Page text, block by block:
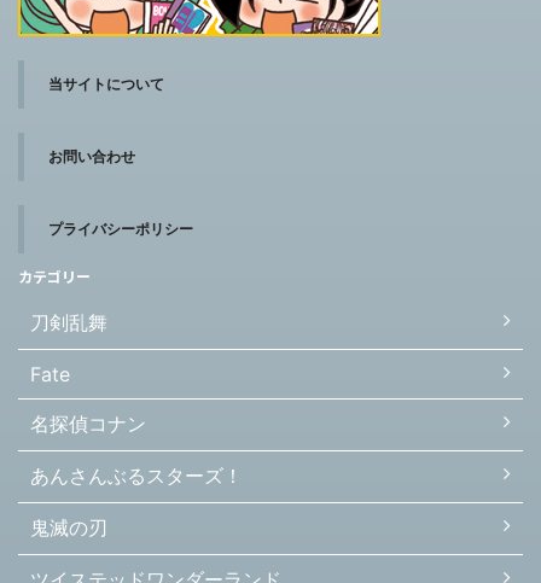
当サイトについて
お問い合わせ
プライバシーポリシー
カテゴリー
刀剣乱舞
Fate
名探偵コナン
あんさんぶるスターズ！
鬼滅の刃